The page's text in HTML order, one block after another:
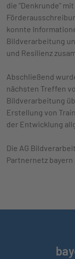
die "Denkrunde"
konnte
Bildverarbeitung
und Resilienz
Abschließend
nächsten Treffen
Bildverarbeitung
Erstellung von
der Entwicklung
Die AG
Partnernetz